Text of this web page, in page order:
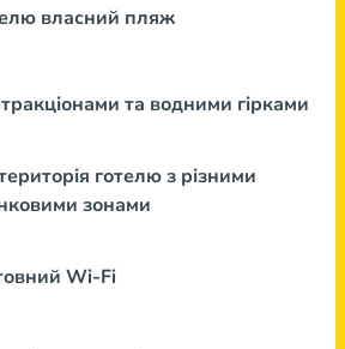
власний пляж
та водними гірками
готелю з різними
зонами
Wi-Fi